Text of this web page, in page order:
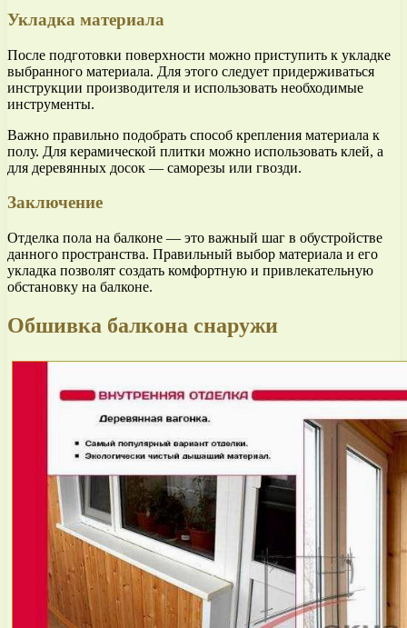
Укладка материала
После подготовки поверхности можно приступить к укладке
выбранного материала. Для этого следует придерживаться
инструкции производителя и использовать необходимые
инструменты.
Важно правильно подобрать способ крепления материала к
полу. Для керамической плитки можно использовать клей, а
для деревянных досок — саморезы или гвозди.
Заключение
Отделка пола на балконе — это важный шаг в обустройстве
данного пространства. Правильный выбор материала и его
укладка позволят создать комфортную и привлекательную
обстановку на балконе.
Обшивка балкона снаружи